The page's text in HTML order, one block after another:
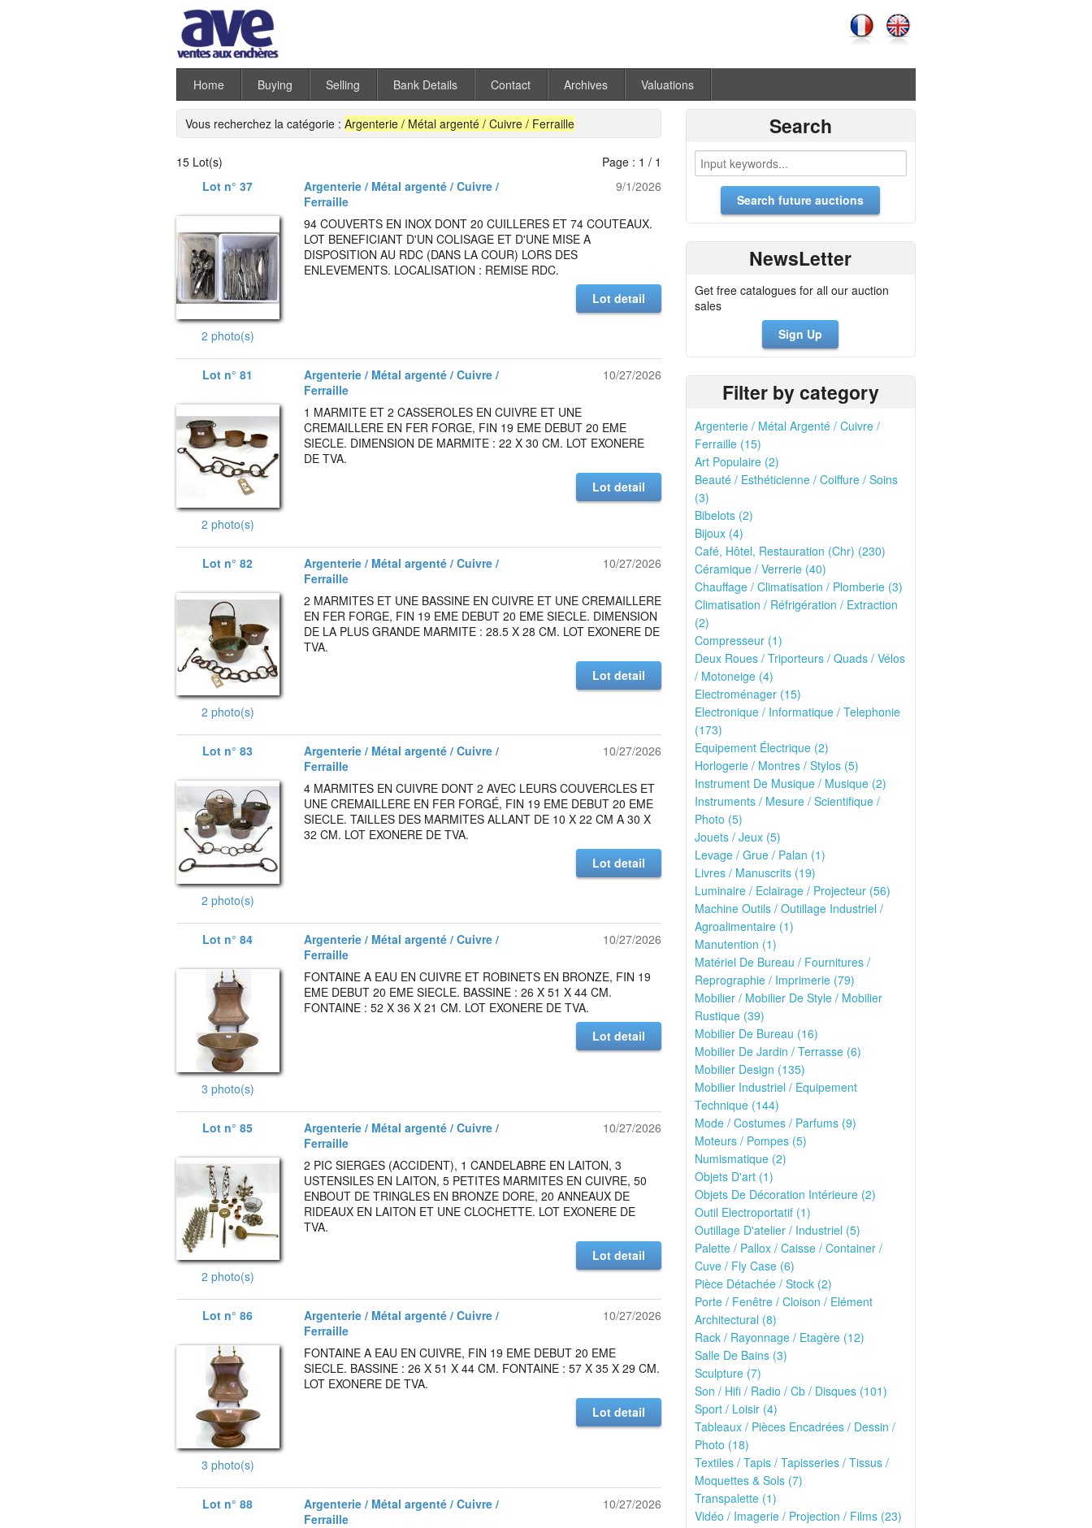
Home Buying Selling Bank Details Contact Archives Valuations
Vous recherchez la catégorie : Argenterie / Métal argenté / Cuivre / Ferraille
15 Lot(s)
Page : 1 / 1
Lot n° 37
Argenterie / Métal argenté / Cuivre /
Ferraille
9/1/2026
2 photo(s)
94 COUVERTS EN INOX DONT 20 CUILLERES ET 74 COUTEAUX.
LOT BENEFICIANT D'UN COLISAGE ET D'UNE MISE A
DISPOSITION AU RDC (DANS LA COUR) LORS DES
ENLEVEMENTS. LOCALISATION : REMISE RDC.
Lot detail
Lot n° 81
Argenterie / Métal argenté / Cuivre /
Ferraille
10/27/2026
2 photo(s)
1 MARMITE ET 2 CASSEROLES EN CUIVRE ET UNE
CREMAILLERE EN FER FORGE, FIN 19 EME DEBUT 20 EME
SIECLE. DIMENSION DE MARMITE : 22 X 30 CM. LOT EXONERE
DE TVA.
Lot detail
Lot n° 82
Argenterie / Métal argenté / Cuivre /
Ferraille
10/27/2026
2 photo(s)
2 MARMITES ET UNE BASSINE EN CUIVRE ET UNE CREMAILLERE
EN FER FORGE, FIN 19 EME DEBUT 20 EME SIECLE. DIMENSION
DE LA PLUS GRANDE MARMITE : 28.5 X 28 CM. LOT EXONERE DE
TVA.
Lot detail
Lot n° 83
Argenterie / Métal argenté / Cuivre /
Ferraille
10/27/2026
2 photo(s)
4 MARMITES EN CUIVRE DONT 2 AVEC LEURS COUVERCLES ET
UNE CREMAILLERE EN FER FORGÉ, FIN 19 EME DEBUT 20 EME
SIECLE. TAILLES DES MARMITES ALLANT DE 10 X 22 CM A 30 X
32 CM. LOT EXONERE DE TVA.
Lot detail
Lot n° 84
Argenterie / Métal argenté / Cuivre /
Ferraille
10/27/2026
3 photo(s)
FONTAINE A EAU EN CUIVRE ET ROBINETS EN BRONZE, FIN 19
EME DEBUT 20 EME SIECLE. BASSINE : 26 X 51 X 44 CM.
FONTAINE : 52 X 36 X 21 CM. LOT EXONERE DE TVA.
Lot detail
Lot n° 85
Argenterie / Métal argenté / Cuivre /
Ferraille
10/27/2026
2 photo(s)
2 PIC SIERGES (ACCIDENT), 1 CANDELABRE EN LAITON, 3
USTENSILES EN LAITON, 5 PETITES MARMITES EN CUIVRE, 50
ENBOUT DE TRINGLES EN BRONZE DORE, 20 ANNEAUX DE
RIDEAUX EN LAITON ET UNE CLOCHETTE. LOT EXONERE DE
TVA.
Lot detail
Lot n° 86
Argenterie / Métal argenté / Cuivre /
Ferraille
10/27/2026
3 photo(s)
FONTAINE A EAU EN CUIVRE, FIN 19 EME DEBUT 20 EME
SIECLE. BASSINE : 26 X 51 X 44 CM. FONTAINE : 57 X 35 X 29 CM.
LOT EXONERE DE TVA.
Lot detail
Lot n° 88
Argenterie / Métal argenté / Cuivre /
Ferraille
10/27/2026
Search
NewsLetter
Get free catalogues for all our auction
sales
Sign Up
Filter by category
Argenterie / Métal Argenté / Cuivre /
Ferraille (15)
Art Populaire (2)
Beauté / Esthéticienne / Coiffure / Soins
(3)
Bibelots (2)
Bijoux (4)
Café, Hôtel, Restauration (Chr) (230)
Céramique / Verrerie (40)
Chauffage / Climatisation / Plomberie (3)
Climatisation / Réfrigération / Extraction
(2)
Compresseur (1)
Deux Roues / Triporteurs / Quads / Vélos
/ Motoneige (4)
Electroménager (15)
Electronique / Informatique / Telephonie
(173)
Equipement Électrique (2)
Horlogerie / Montres / Stylos (5)
Instrument De Musique / Musique (2)
Instruments / Mesure / Scientifique /
Photo (5)
Jouets / Jeux (5)
Levage / Grue / Palan (1)
Livres / Manuscrits (19)
Luminaire / Eclairage / Projecteur (56)
Machine Outils / Outillage Industriel /
Agroalimentaire (1)
Manutention (1)
Matériel De Bureau / Fournitures /
Reprographie / Imprimerie (79)
Mobilier / Mobilier De Style / Mobilier
Rustique (39)
Mobilier De Bureau (16)
Mobilier De Jardin / Terrasse (6)
Mobilier Design (135)
Mobilier Industriel / Equipement
Technique (144)
Mode / Costumes / Parfums (9)
Moteurs / Pompes (5)
Numismatique (2)
Objets D'art (1)
Objets De Décoration Intérieure (2)
Outil Electroportatif (1)
Outillage D'atelier / Industriel (5)
Palette / Pallox / Caisse / Container /
Cuve / Fly Case (6)
Pièce Détachée / Stock (2)
Porte / Fenêtre / Cloison / Elément
Architectural (8)
Rack / Rayonnage / Etagère (12)
Salle De Bains (3)
Sculpture (7)
Son / Hifi / Radio / Cb / Disques (101)
Sport / Loisir (4)
Tableaux / Pièces Encadrées / Dessin /
Photo (18)
Textiles / Tapis / Tapisseries / Tissus /
Moquettes & Sols (7)
Transpalette (1)
Vidéo / Imagerie / Projection / Films (23)